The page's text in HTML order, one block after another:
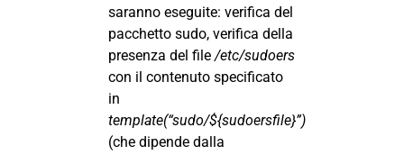
saranno eseguite: verifica del
pacchetto sudo, verifica della
presenza del file/etc/sudoers
con il contenuto specificato
in
template(“sudo/${sudoersfile}”)
(che dipende dalla